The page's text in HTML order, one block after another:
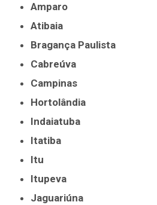
Amparo
Atibaia
Bragança Paulista
Cabreúva
Campinas
Hortolândia
Indaiatuba
Itatiba
Itu
Itupeva
Jaguariúna